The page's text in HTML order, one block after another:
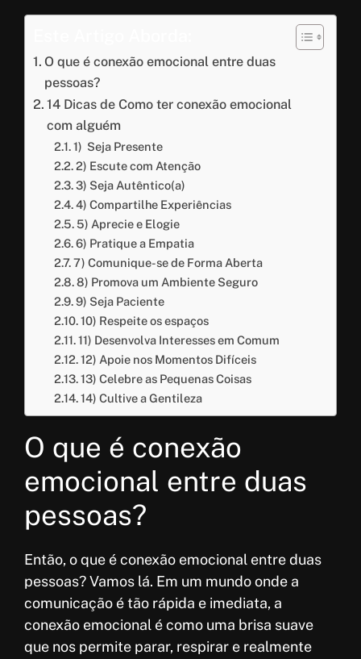
O que é conexão emocional entre duas
pessoas?
14 Dicas de Como ter conexão emocional
com alguém
1) Seja Presente
2) Escute com Atenção
3) Seja Autêntico(a)
4) Compartilhe Experiências
5) Aprecie e Elogie
6) Pratique a Empatia
7) Comunique-se de Forma Aberta
8) Promova um Ambiente Seguro
9) Seja Paciente
10) Respeite os espaços
11) Desenvolva Interesses em Comum
12) Apoie nos Momentos Difíceis
13) Celebre as Pequenas Coisas
14) Cultive a Gentileza
O que é conexão
emocional entre duas
pessoas?
Então, o que é conexão emocional entre duas
pessoas? Vamos lá. Em um mundo onde a
comunicação é tão rápida e imediata, a
conexão emocional é como uma brisa suave
que nos permite parar, respirar e realmente